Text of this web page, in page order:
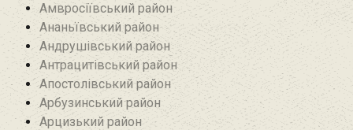
Амвросіївський район
Ананьївський район‎
Андрушівський район‎
Антрацитівський район‎
Апостолівський район
Арбузинський район‎
Арцизький район‎